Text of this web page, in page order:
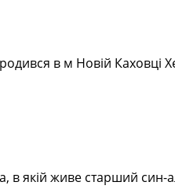
в м Новій Каховці
в якій живе старший